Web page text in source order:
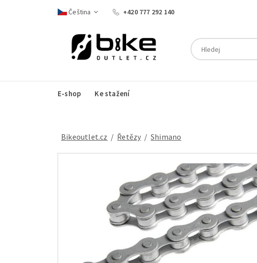
Čeština +420 777 292 140
E-shop Ke stažení
Bikeoutlet.cz / řetězy / Shimano